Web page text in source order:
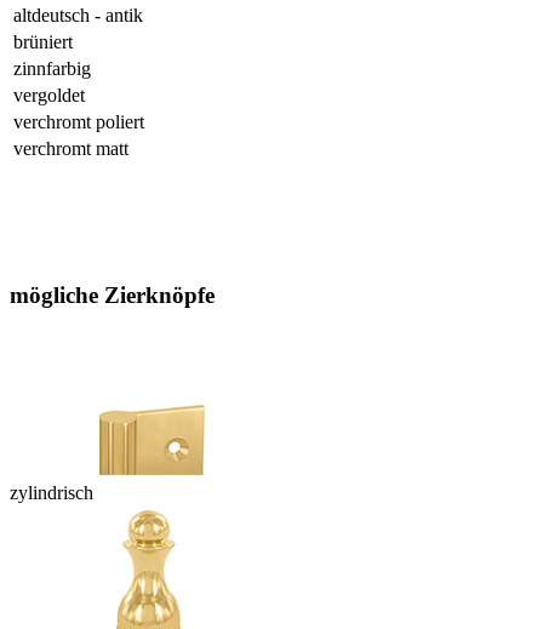
altdeutsch - antik
brüniert
zinnfarbig
vergoldet
verchromt poliert
verchromt matt
mögliche Zierknöpfe
zylindrisch